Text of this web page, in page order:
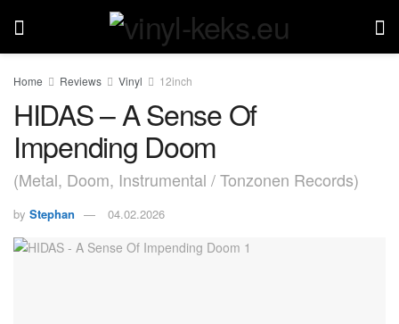
Home Reviews Vinyl 12inch
HIDAS – A Sense Of
Impending Doom
(Metal, Doom, Instrumental / Tonzonen Records)
by Stephan 04.02.2026